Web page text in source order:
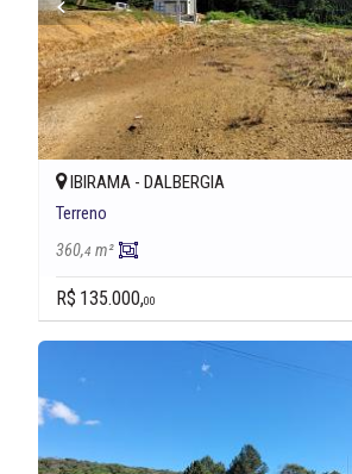
IBIRAMA - DALBERGIA
Terreno
360,4 m²
R$ 135.000,00